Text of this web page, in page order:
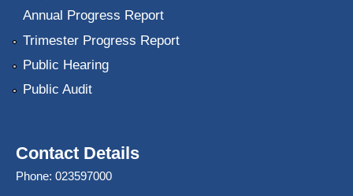
Annual Progress Report
Trimester Progress Report
Public Hearing
Public Audit
Contact Details
Phone: 023597000